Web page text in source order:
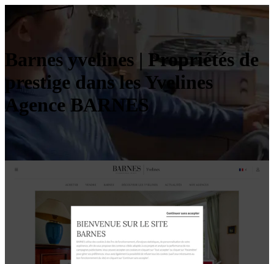
Barnes yvelines | Propriétés de
prestige dans les Yvelines
Agence BARNES